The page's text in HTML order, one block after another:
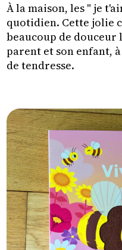
À la maison, les " je
quotidien. Cette jolie
beaucoup de
parent et son enfant,
de tendresse.